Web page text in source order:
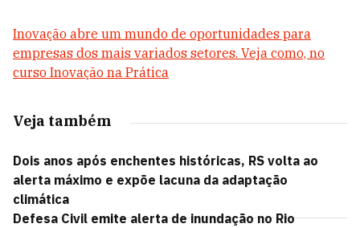
Inovação abre um mundo de oportunidades para
empresas dos mais variados setores. Veja como, no
curso Inovação na Prática
Veja também
Dois anos após enchentes históricas, RS volta ao
alerta máximo e expõe lacuna da adaptação
climática
Defesa Civil emite alerta de inundação no Rio